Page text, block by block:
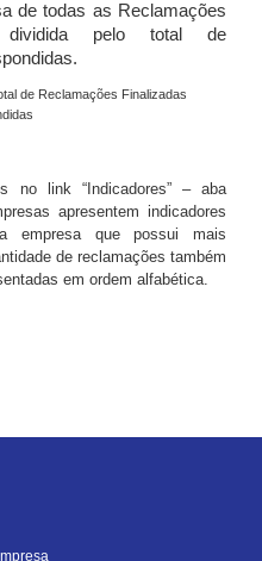
de todas as Reclamações
dividida pelo total de
de Reclamações Finalizadas
no link “Indicadores” – aba
apresentem indicadores
empresa que possui mais
de reclamações também
em ordem alfabética.